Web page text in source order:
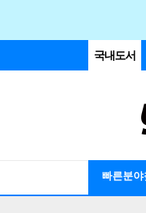
국내도서
빠른분야